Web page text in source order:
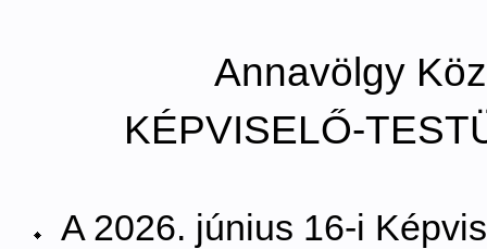
Annavölgy
KÉPVISELŐ-
A 2026. június 16-i